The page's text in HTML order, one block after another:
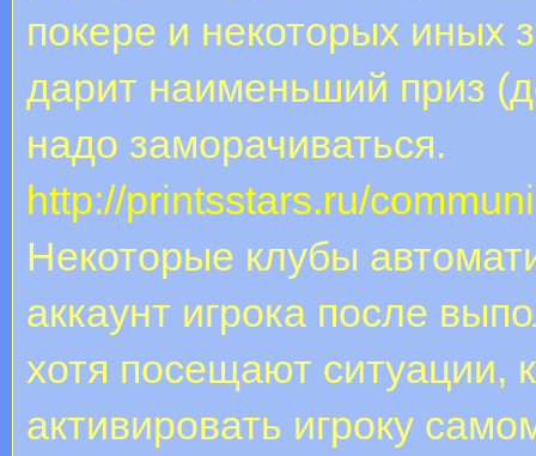
покере и некоторых иных
дарит наименьший приз
надо заморачиваться.
http://printsstars.ru/
Некоторые клубы
аккаунт игрока после
хотя посещают ситуации,
активировать игроку